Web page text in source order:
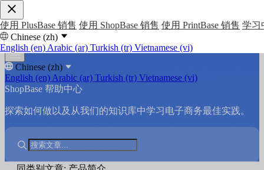
使用 PlusBase 销售 使用 ShopBase 销售 使用 PrintBase 销售 学习
Chinese (zh)
English (en) Arabic (ar) Turkish (tr) Vietnamese (vi)
Chinese (zh)
English (en) Arabic (ar) Turkish (tr) Vietnamese (vi)
ShopBase 帮助中心
探索如何做以及从我们的知识库中学习电子商务最佳实践。